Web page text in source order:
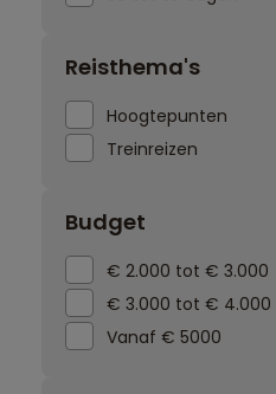
Reisthema's
Hoogtepunten
Treinreizen
Budget
€ 2.000 tot € 3.000
€ 3.000 tot € 4.000
Vanaf € 5000